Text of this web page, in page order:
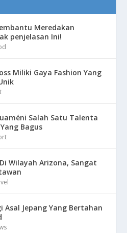
Meredakan
penjelasan Ini!
Miliki Gaya Fashion Yang
Salah Satu Talenta
Bagus
Wilayah Arizona, Sangat
Asal Jepang Yang Bertahan